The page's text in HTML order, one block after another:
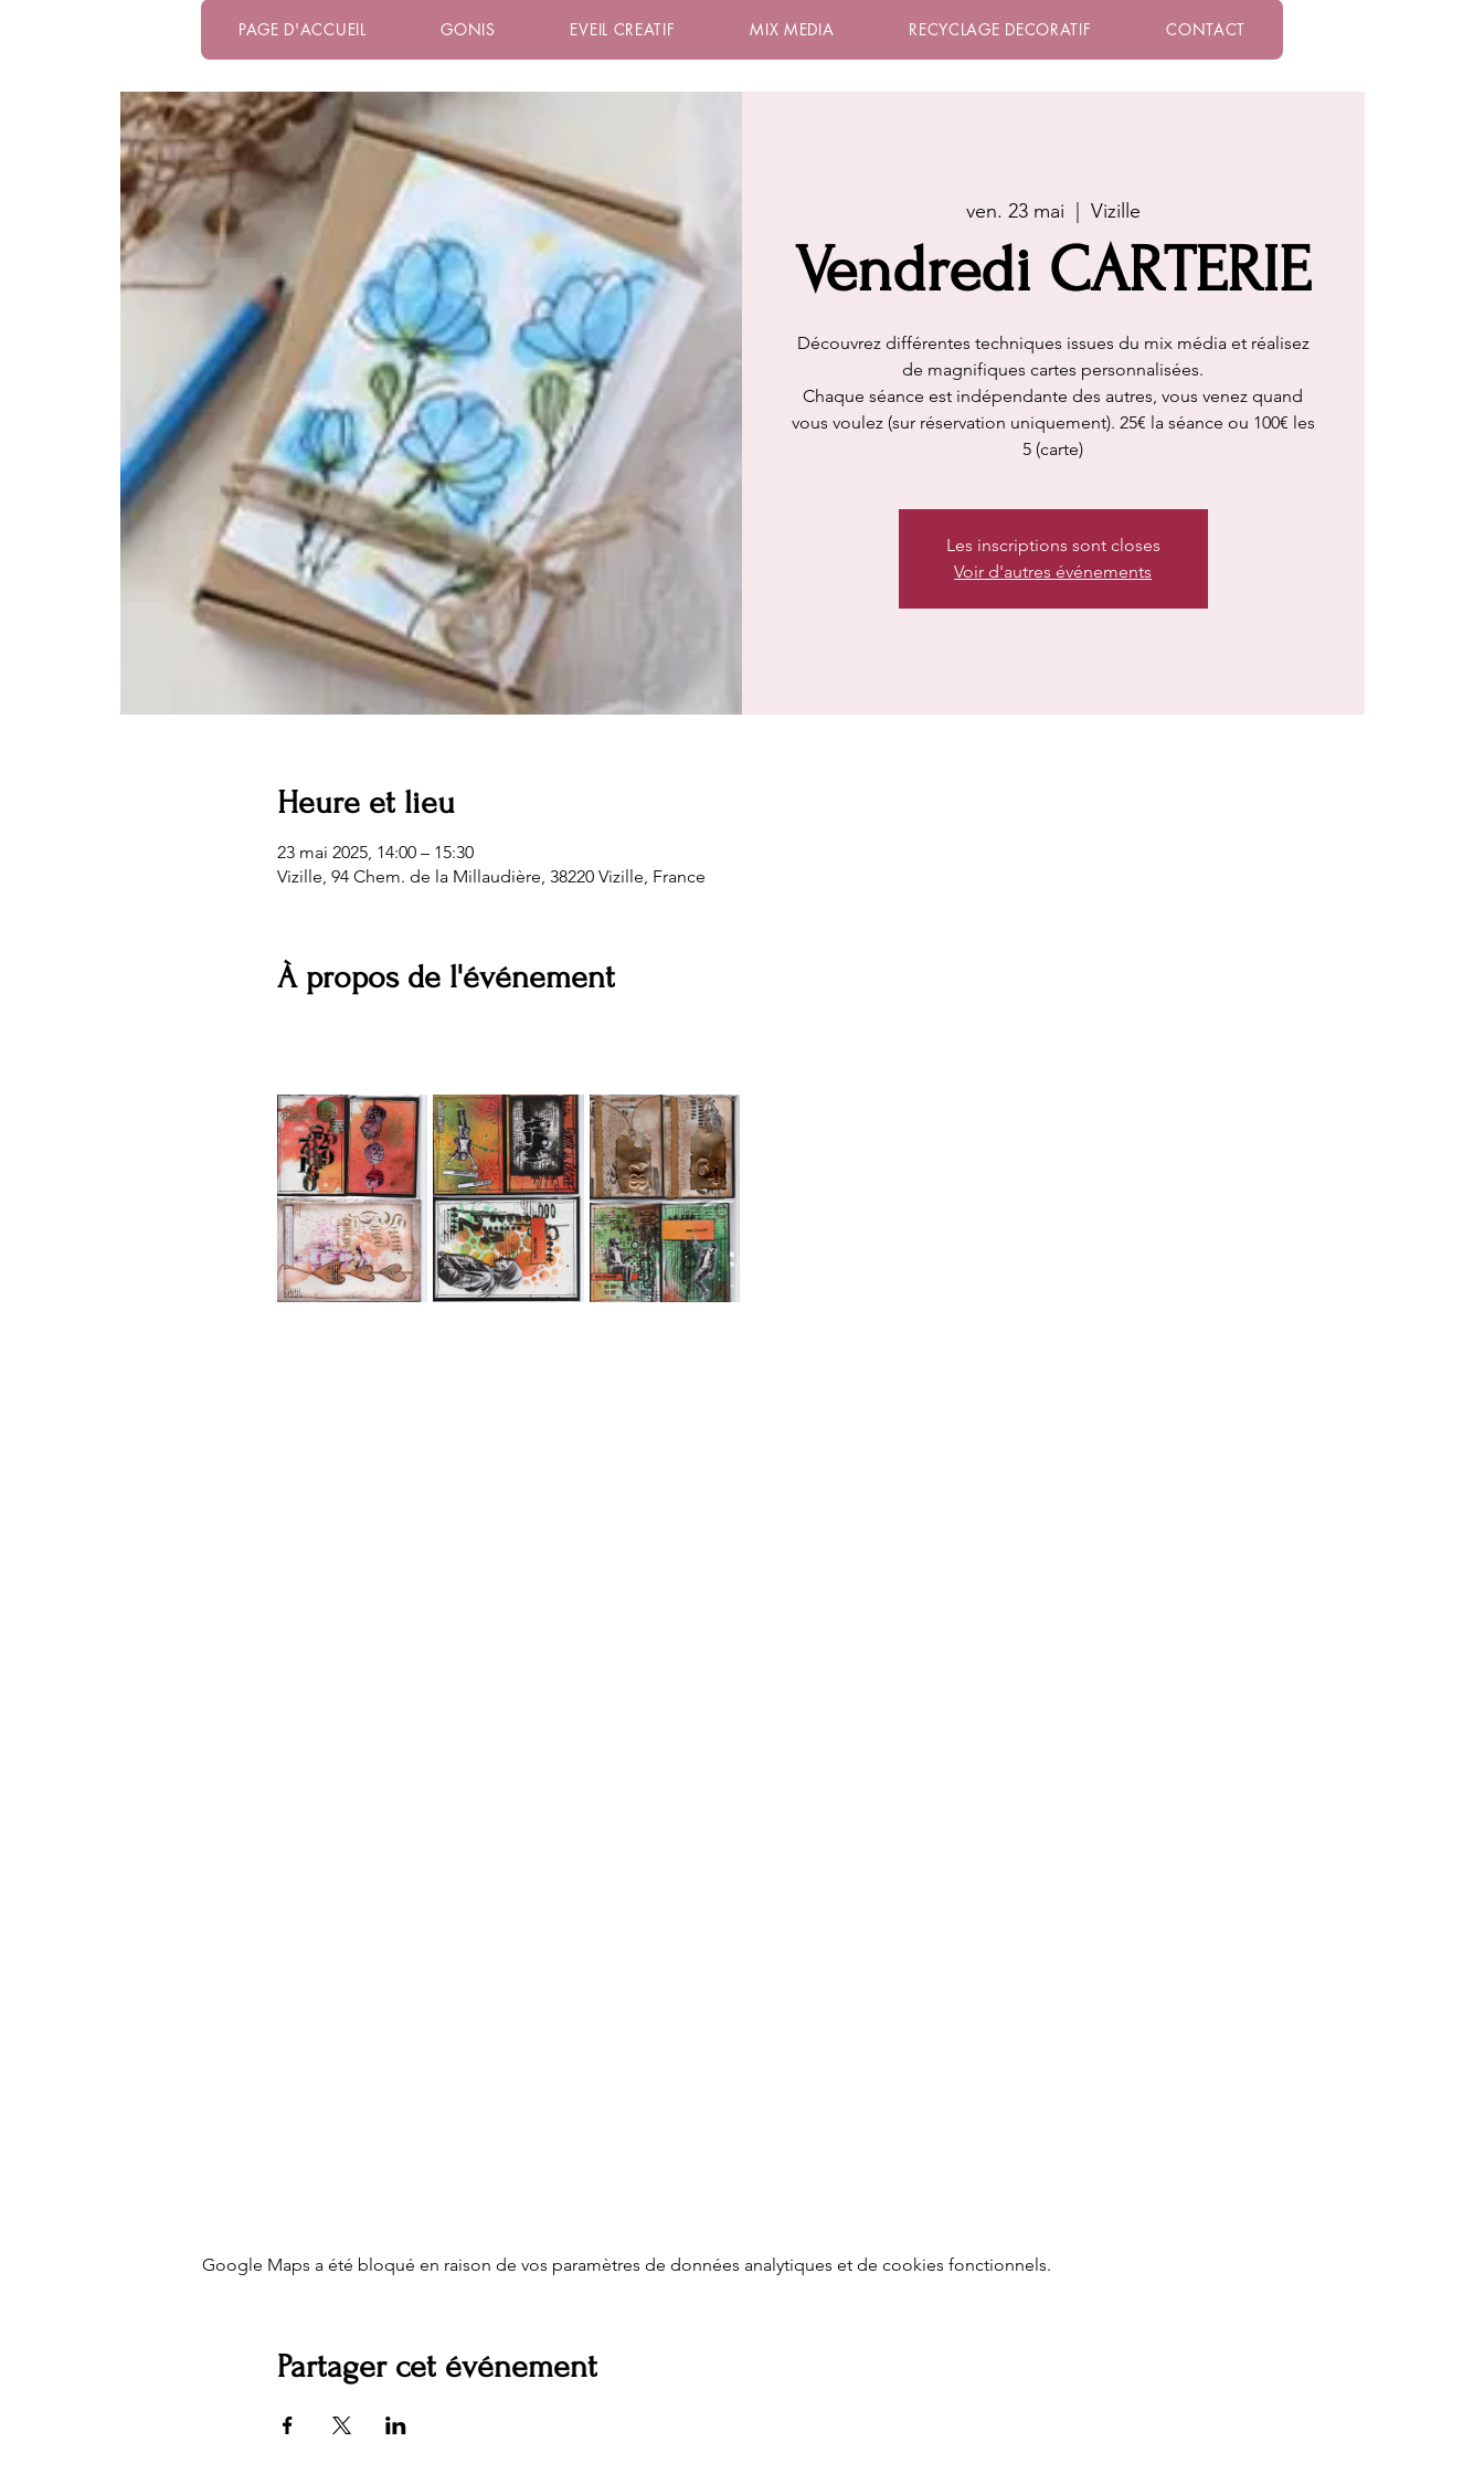
PAGE D'ACCUEIL GONIS EVEIL CREATIF MIX MEDIA RECYCLAGE DECORATIF CONTACT
ven. 23 mai Vizille
Vendredi CARTERIE
Découvrez différentes techniques issues du mix média et réalisez
de magnifiques cartes personnalisées.
Chaque séance est indépendante des autres, vous venez quand
vous voulez (sur réservation uniquement). 25€ la séance ou 100€ les
5 (carte)
Les inscriptions sont closes
Voir d'autres événements
Heure et lieu
23 mai 2025, 14:00 – 15:30
Vizille, 94 Chem. de la Millaudière, 38220 Vizille, France
À propos de l'événement
Google Maps a été bloqué en raison de vos paramètres de données analytiques et de cookies fonctionnels.
Partager cet événement